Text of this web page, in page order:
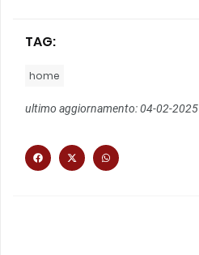
TAG:
home
ultimo aggiornamento: 04-02-2025